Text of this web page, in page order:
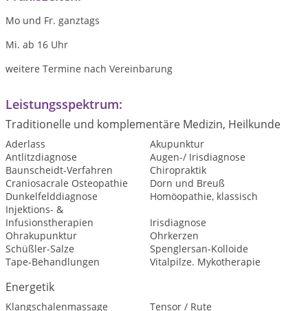
Mo und Fr. ganztags
Mi. ab 16 Uhr
weitere Termine nach Vereinbarung
Leistungsspektrum:
Traditionelle und komplementäre Medizin, Heilkunde
Aderlass
Akupunktur
Antlitzdiagnose
Augen-/ Irisdiagnose
Baunscheidt-Verfahren
Chiropraktik
Craniosacrale Osteopathie
Dorn und Breuß
Dunkelfelddiagnose
Homöopathie, klassisch
Injektions- &
Infusionstherapien
Irisdiagnose
Ohrakupunktur
Ohrkerzen
Schüßler-Salze
Spenglersan-Kolloide
Tape-Behandlungen
Vitalpilze. Mykotherapie
Energetik
Klangschalenmassage Tensor / Rute